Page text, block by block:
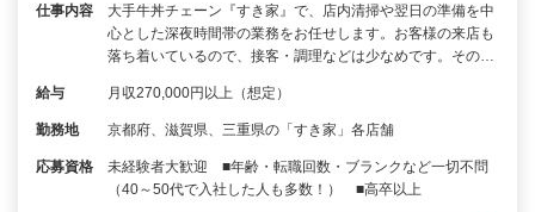
仕事内容
大手牛丼チェーン『すき家』で、店内清掃や翌日の準備を中
心とした深夜時間帯の業務をお任せします。お客様の来店も
落ち着いているので、接客・調理などは少なめです。その…
給与 月収270,000円以上（想定）
勤務地 京都府、滋賀県、三重県の「すき家」各店舗
応募資格
未経験者大歓迎 ■年齢・転職回数・ブランクなど一切不問
（40～50代で入社した人も多数！） ■高卒以上